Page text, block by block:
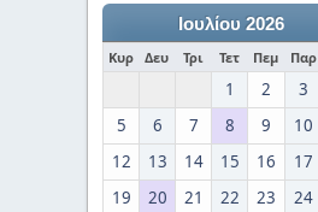
Ιουλίου 2026
Κυρ Δευ Τρι Τετ Πεμ Παρ
1 2 3
5
6 7 8 9 10
12
13 14 15 16 17
19
20 21 22 23 24